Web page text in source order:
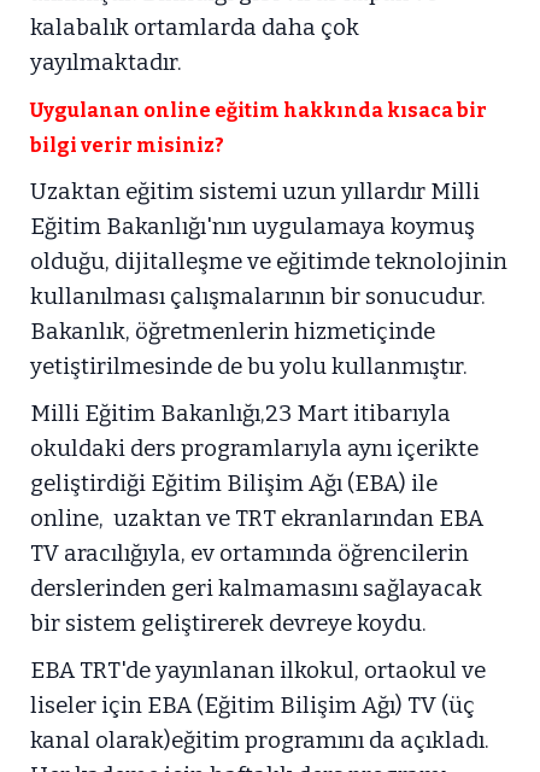
kalabalık ortamlarda daha çok
yayılmaktadır.
Uygulanan online eğitim hakkında kısaca bir
bilgi verir misiniz?
Uzaktan eğitim sistemi uzun yıllardır Milli
Eğitim Bakanlığı'nın uygulamaya koymuş
olduğu, dijitalleşme ve eğitimde teknolojinin
kullanılması çalışmalarının bir sonucudur.
Bakanlık, öğretmenlerin hizmetiçinde
yetiştirilmesinde de bu yolu kullanmıştır.
Milli Eğitim Bakanlığı,23 Mart itibarıyla
okuldaki ders programlarıyla aynı içerikte
geliştirdiği Eğitim Bilişim Ağı (EBA) ile
online, uzaktan ve TRT ekranlarından EBA
TV aracılığıyla, ev ortamında öğrencilerin
derslerinden geri kalmamasını sağlayacak
bir sistem geliştirerek devreye koydu.
EBA TRT'de yayınlanan ilkokul, ortaokul ve
liseler için EBA (Eğitim Bilişim Ağı) TV (üç
kanal olarak)eğitim programını da açıkladı.